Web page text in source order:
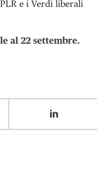
e i Verdi liberali
al 22 settembre.